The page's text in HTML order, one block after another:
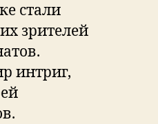
стали
зрителей
интриг,